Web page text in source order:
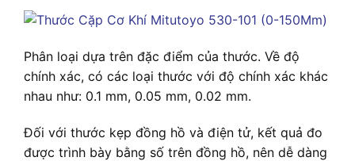
Phân loại dựa trên đặc điểm của thước. Về độ
chính xác, có các loại thước với độ chính xác khác
nhau như: 0.1 mm, 0.05 mm, 0.02 mm.
Đối với thước kẹp đồng hồ và điện tử, kết quả đo
được trình bày bằng số trên đồng hồ, nên dễ dàng